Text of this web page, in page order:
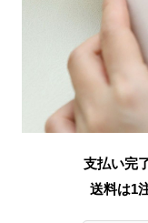
支払い完
送料は1